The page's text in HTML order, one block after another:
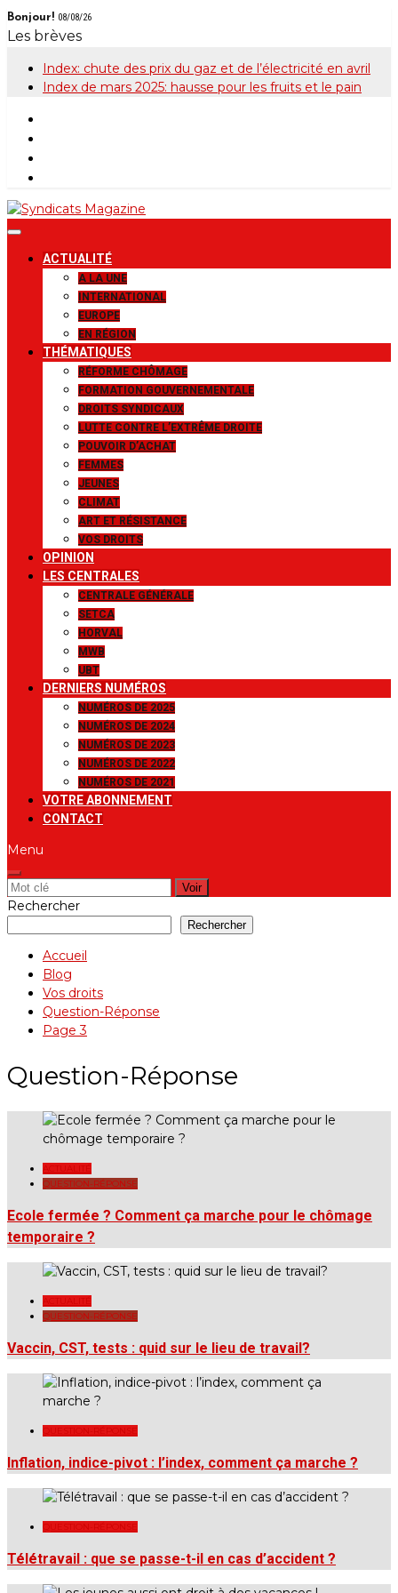
Skip
to
Bonjour! 08/08/26
Les brèves
Index: chute des prix du gaz et de l’électricité en avril
Index de mars 2025: hausse pour les fruits et le pain
Syndicats
Magazine
Le magazine de la FGTB
ACTUALITÉ
A LA UNE
INTERNATIONAL
EUROPE
EN RÉGION
THÉMATIQUES
RÉFORME CHÔMAGE
FORMATION GOUVERNEMENTALE
DROITS SYNDICAUX
LUTTE CONTRE L’EXTRÊME DROITE
POUVOIR D’ACHAT
FEMMES
JEUNES
CLIMAT
ART ET RÉSISTANCE
VOS DROITS
OPINION
LES CENTRALES
CENTRALE GÉNÉRALE
SETCA
HORVAL
MWB
UBT
DERNIERS NUMÉROS
NUMÉROS DE 2025
NUMÉROS DE 2024
NUMÉROS DE 2023
NUMÉROS DE 2022
NUMÉROS DE 2021
VOTRE ABONNEMENT
CONTACT
Menu
Rechercher:
Rechercher
Rechercher
Accueil
Blog
Vos droits
Question-Réponse
Page 3
Question-Réponse
QUESTION-RÉPONSE
Ecole fermée ? Comment ça marche pour le chômage
temporaire ?
QUESTION-RÉPONSE
Vaccin, CST, tests : quid sur le lieu de travail?
Inflation, indice-pivot : l’index, comment ça marche ?
Télétravail : que se passe-t-il en cas d’accident ?